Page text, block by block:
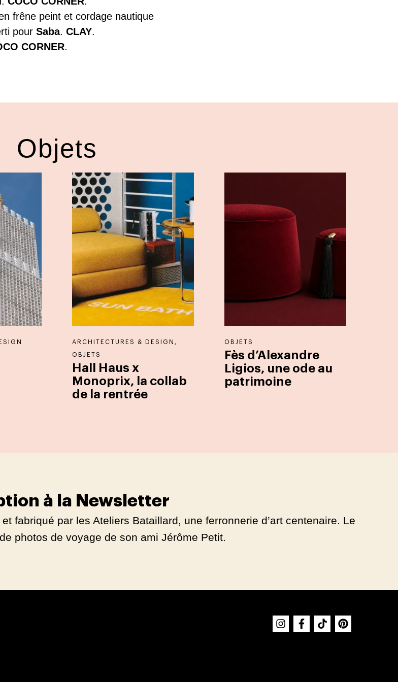
frêne peint et cordage nautique
pourSaba.CLAY.
CORNER.
Objets
ARCHITECTURES & DESIGN ,
OBJETS
Hall Haus x
Monoprix, la collab
de la rentrée
OBJETS
Fès d’Alexandre
Ligios, une ode au
patrimoine
à la Newsletter
fabriqué par les Ateliers Bataillard, une ferronnerie d’art centenaire. Le
photos de voyage de son ami Jérôme Petit.